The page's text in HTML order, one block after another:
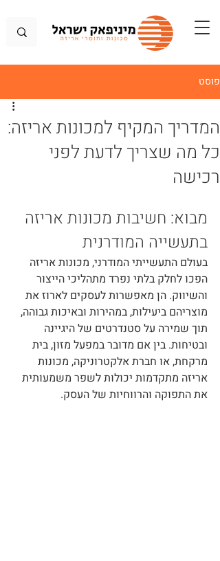
פוסט
המדריך המקיף למכונות אריזה:
כל מה שצריך לדעת לפני
רכישה
מבוא: חשיבות מכונות אריזה
בתעשייה המודרנית
בעולם התעשייתי המודרני, מכונות אריזה
הפכו לחלק בלתי נפרד מתהליכי הייצור
והשיווק. הן מאפשרות לעסקים לארוז את
מוצריהם ביעילות, במהירות ובאיכות גבוהה,
תוך שמירה על סטנדרטים של היגיינה
ובטיחות. בין אם מדובר במפעל מזון, בית
מרקחת, או חברת אלקטרוניקה, מכונות
אריזה מתקדמות יכולות לשפר משמעותית
את התפוקה והרווחיות של העסק.